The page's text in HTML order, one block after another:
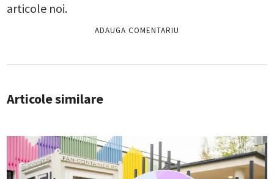
articole noi.
Articole similare